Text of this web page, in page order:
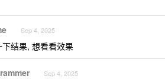
Sep 4, 2025
结果, 想看看效果
Sep 4, 2025